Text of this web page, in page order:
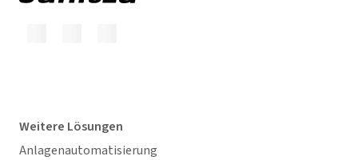
Weitere Lösungen
Anlagenautomatisierung